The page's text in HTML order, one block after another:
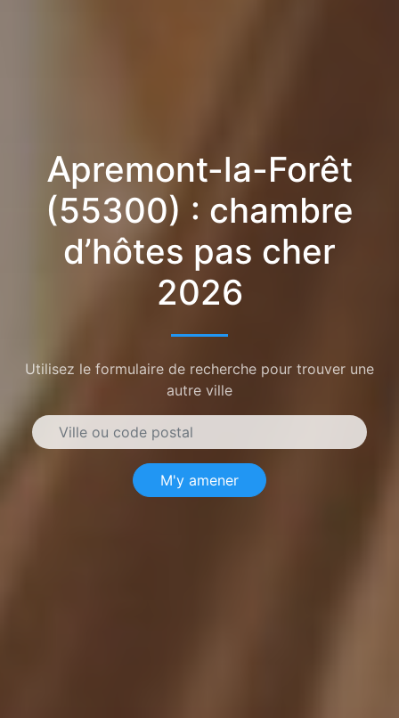
Apremont-la-Forêt
(55300) : chambre
d’hôtes pas cher
2026
Utilisez le formulaire de recherche pour trouver une
autre ville
M'y amener